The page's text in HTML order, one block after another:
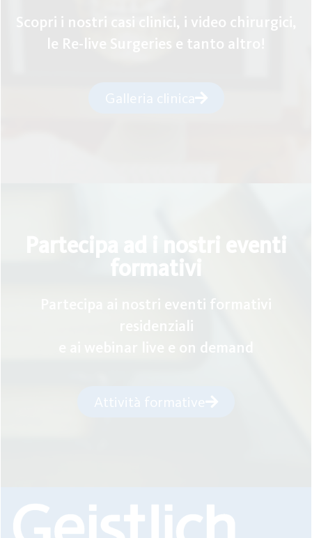
Scopri i nostri casi clinici, i video chirurgici,
le Re-live Surgeries e tanto altro!
Galleria clinica
Partecipa ad i nostri eventi
formativi
Partecipa ai nostri eventi formativi
residenziali
e ai webinar live e on demand
Attività formative